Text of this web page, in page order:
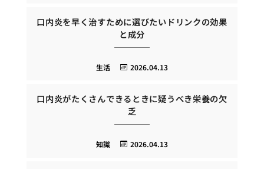
口内炎を早く治すために選びたいドリンクの効果
と成分
2026.04.13
生活
口内炎がたくさんできるときに疑うべき栄養の欠
乏
2026.04.13
知識